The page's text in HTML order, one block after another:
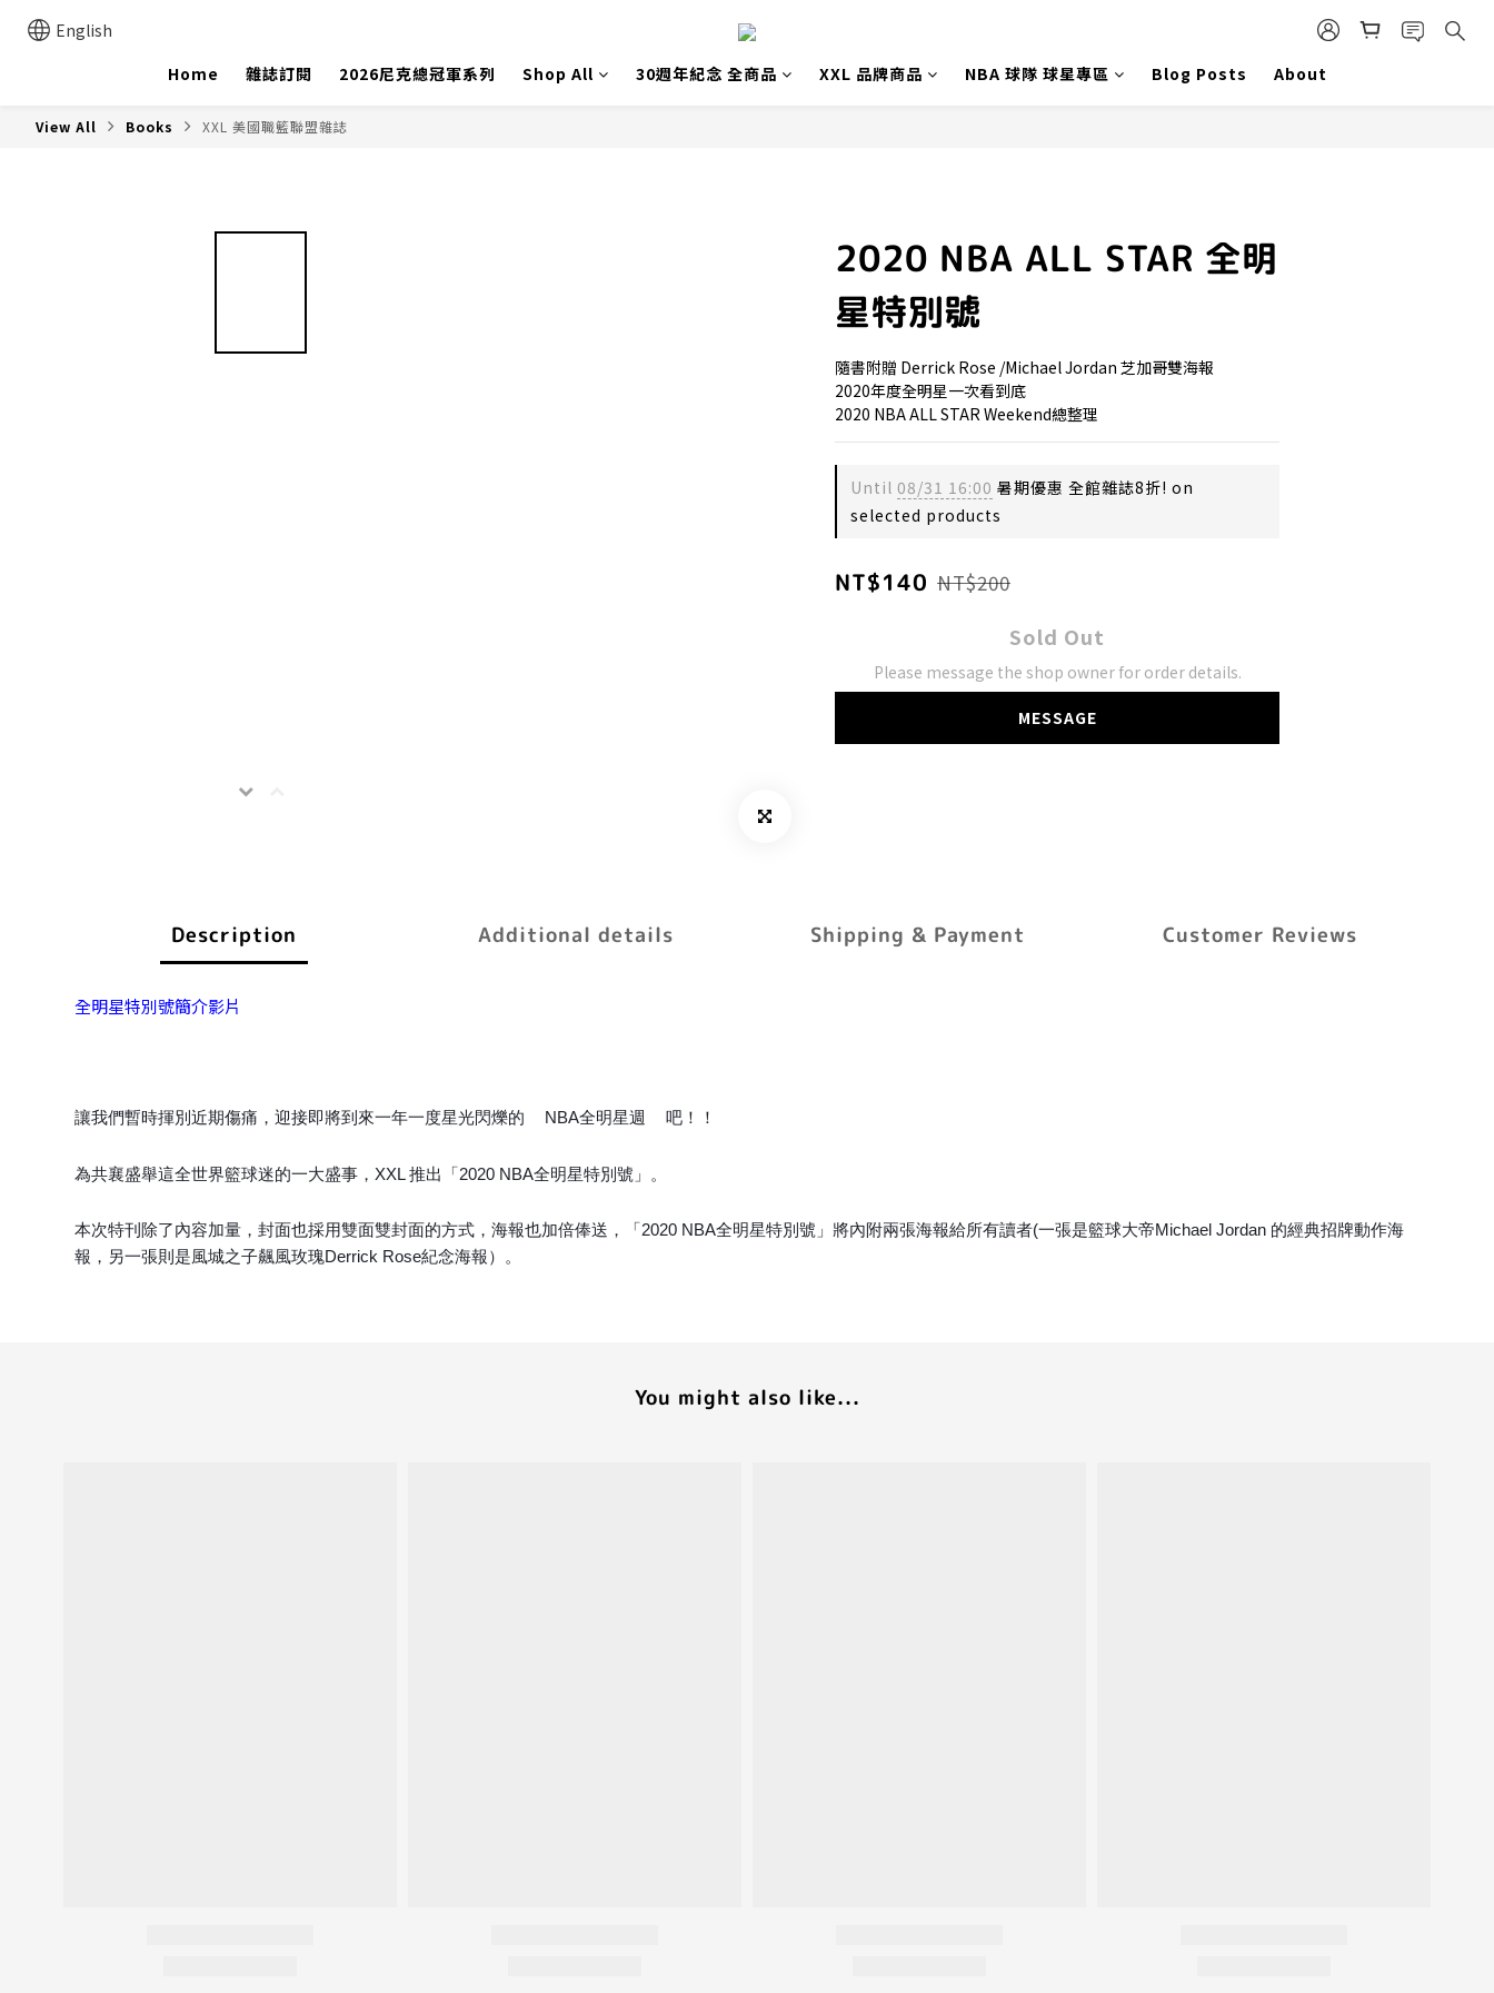
English
Home
雜誌訂閱 2026尼克總冠軍系列 Shop All 30週年紀念 全商品 XXL 品牌商品 NBA 球隊 球星專區 Blog Posts About
View All Books XXL 美國職籃聯盟雜誌
2020 NBA ALL STAR 全明
星特別號
隨書附贈 Derrick Rose /Michael Jordan 芝加哥雙海報
2020年度全明星一次看到底
2020 NBA ALL STAR Weekend總整理
Until 08/31 16:00 暑期優惠 全館雜誌8折! on
selected products
NT$140 NT$200
Sold Out
Please message the shop owner for order details.
MESSAGE
Description Additional details Shipping & Payment Customer Reviews
全明星特別號簡介影片
讓我們暫時揮別近期傷痛，迎接即將到來一年一度星光閃爍的 NBA全明星週 吧！！
為共襄盛舉這全世界籃球迷的一大盛事，XXL 推出「2020 NBA全明星特別號」。
本次特刊除了內容加量，封面也採用雙面雙封面的方式，海報也加倍俸送，「2020 NBA全明星特別號」將內附兩張海報給所有讀者(一張是籃球大帝Michael Jordan 的經典招牌動作海
報，另一張則是風城之子飆風玫瑰Derrick Rose紀念海報）。
You might also like...